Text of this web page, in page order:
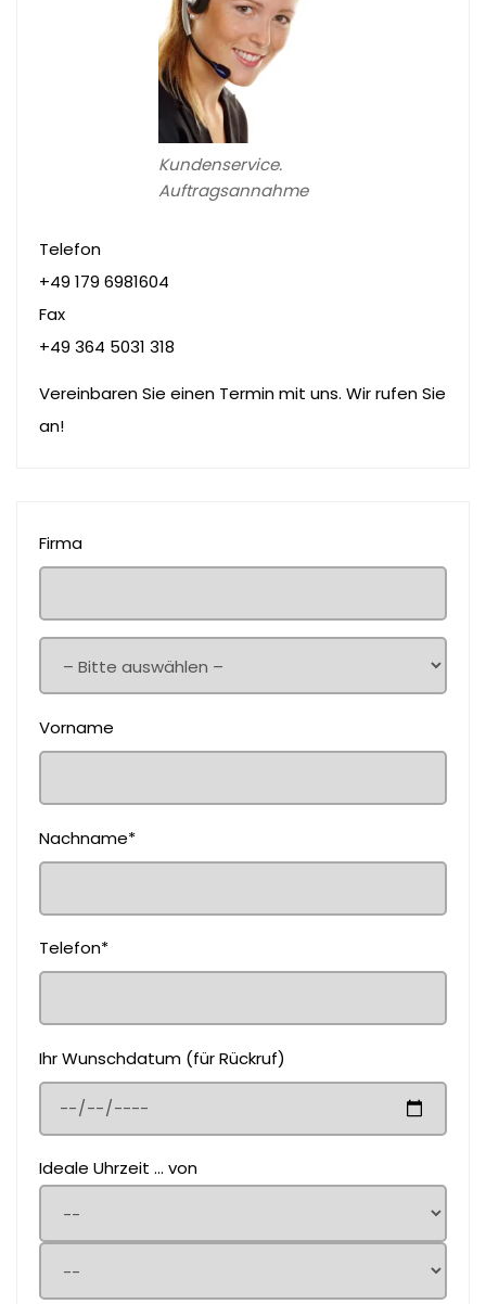
Kundenservice.
Auftragsannahme
Telefon
+49 179 6981604
Fax
+49 364 5031 318
Vereinbaren Sie einen Termin mit uns. Wir rufen Sie
an!
Firma
Vorname
Nachname*
Telefon*
Ihr Wunschdatum (für Rückruf)
Ideale Uhrzeit ... von